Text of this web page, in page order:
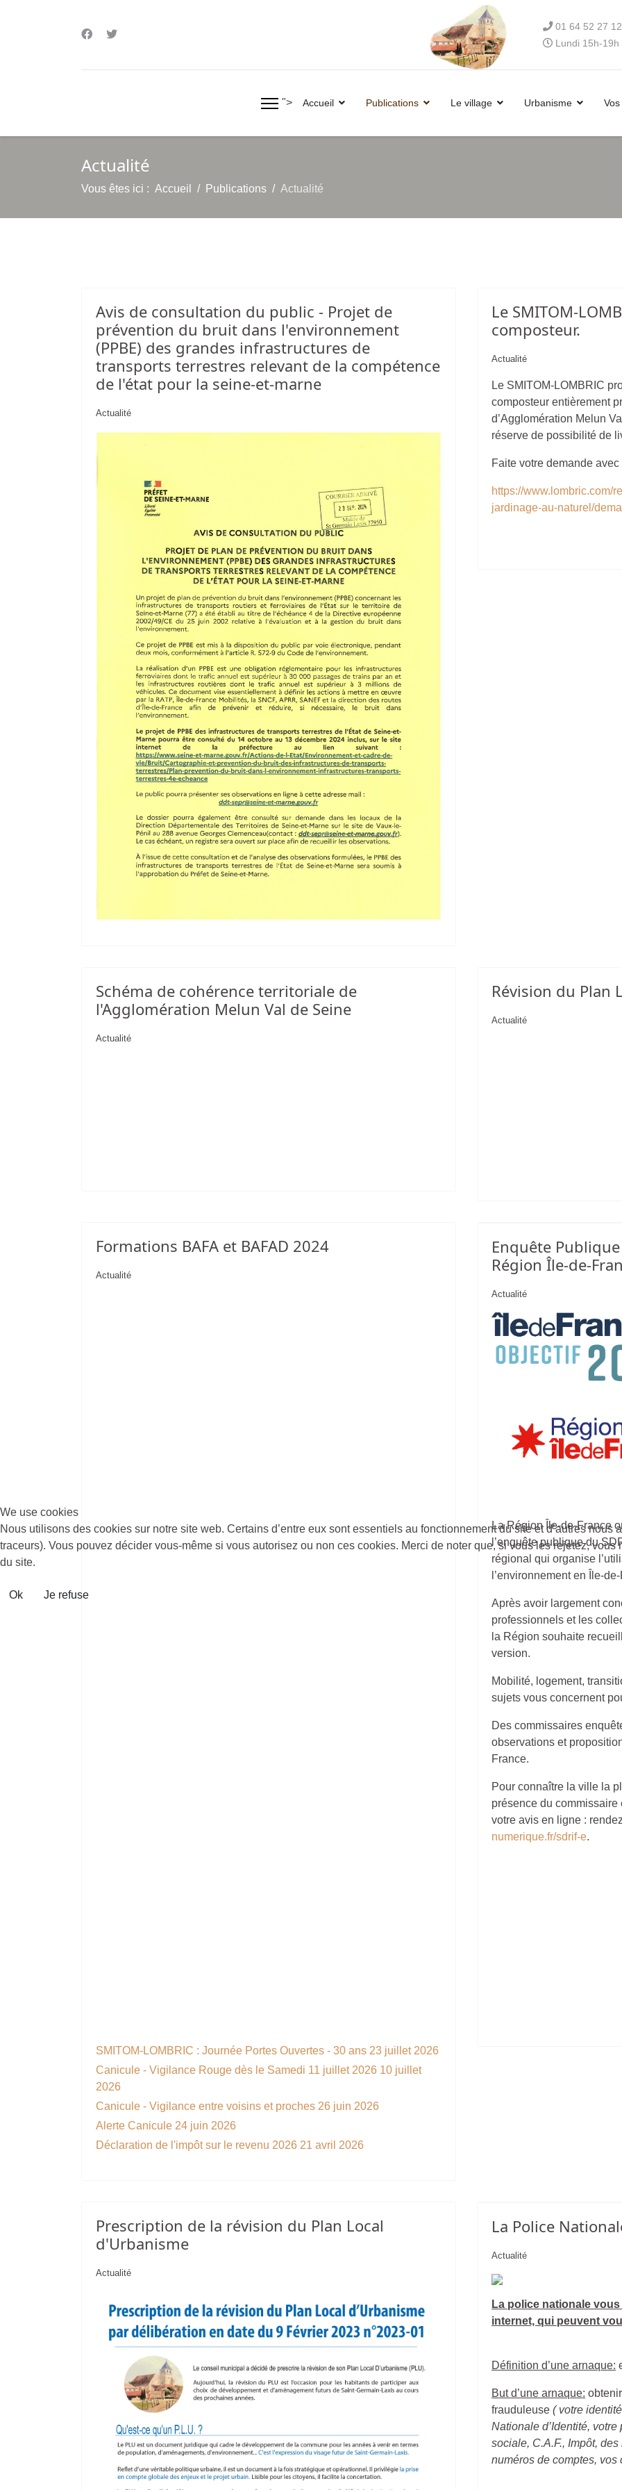
01 64 52 27 12
Lundi 15h-
"> Accueil Publications Le village Urbanisme
Actualité
Vous êtes ici : Accueil Publications Actualité
Avis de consultation du public - Projet de
prévention du bruit dans l'environnement
(PPBE) des grandes infrastructures de
transports terrestres relevant de la compétence
de l'état pour la seine-et-marne
Actualité
Le SMITOM-
composteur.
Actualité
Le SMITOM-LOMBRIC
composteur entièrement
d’Agglomération Melun
réserve de possibilité de
Faite votre demande
https://www.lombric.com/
jardinage-au-naturel/
Schéma de cohérence territoriale de
l'Agglomération Melun Val de Seine
Actualité
Révision du Plan
Actualité
Formations BAFA et BAFAD 2024
Actualité
SMITOM-LOMBRIC : Journée Portes Ouvertes - 30 ans 23 juillet 2026
Canicule - Vigilance Rouge dès le Samedi 11 juillet 2026 10 juillet
2026
Canicule - Vigilance entre voisins et proches 26 juin 2026
Alerte Canicule 24 juin 2026
Déclaration de l'impôt sur le revenu 2026 21 avril 2026
Enquête
Région Île-de-
Actualité
La Région Île-de-France
l’enquête publique du
régional qui organise
l’environnement en Île-
Après avoir largement
professionnels et les
la Région souhaite
version.
Mobilité, logement,
sujets vous concernent
Des commissaires
observations et
France.
Pour connaître la ville la
présence du
votre avis en ligne :
numerique.fr/sdrif-e.
Prescription de la révision du Plan Local
d'Urbanisme
Actualité
La Police
Actualité
La police nationale
internet, qui peuvent
Définition d’une arnaque:
But d’une arnaque:
frauduleuse ( votre
Nationale d’Identité, votre
sociale, C.A.F., Impôt,
numéros de comptes,
We use cookies
Nous utilisons des cookies sur notre site web. Certains d’entre eux sont essentiels au fonctionnement du site et d’autres
traceurs). Vous pouvez décider vous-même si vous autorisez ou non ces cookies. Merci de noter que, si vous les rejetez,
du site.
Ok Je refuse